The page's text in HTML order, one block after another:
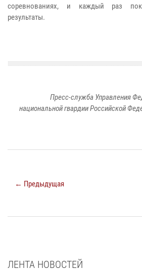
соревнованиях, и каждый раз
результаты.
Пресс-служба Управления
национальной гвардии Российской
← Предыдущая
ЛЕНТА НОВОСТЕЙ